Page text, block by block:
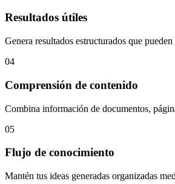
Resultados útiles
Genera resultados estructurados que
04
Comprensión de contenido
Combina información de documentos,
05
Flujo de conocimiento
Mantén tus ideas generadas organizadas